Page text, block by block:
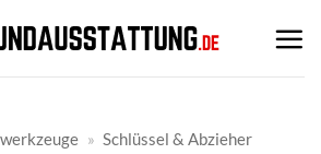
» Schlüssel & Abzieher